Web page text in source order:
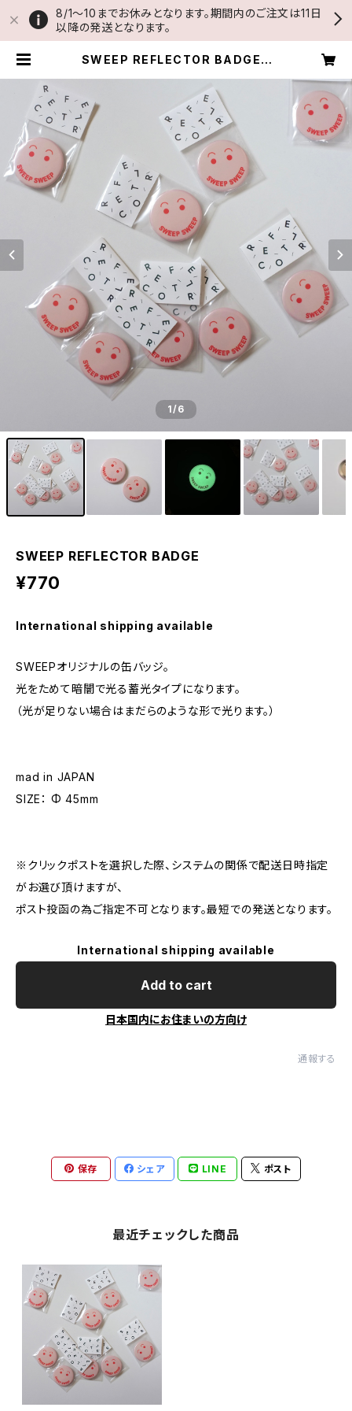
8/1〜10までお休みとなります。期間内のご注文は11日
以降の発送となります。
SWEEP REFLECTOR BADGE |
1/6
SWEEP REFLECTOR BADGE
¥770
International shipping available
SWEEPオリジナルの缶バッジ。
光をためて暗闇で光る蓄光タイプになります。
（光が足りない場合はまだらのような形で光ります。）
mad in JAPAN
SIZE： Φ 45mm
※クリックポストを選択した際、システムの関係で配送日時指定
がお選び頂けますが、
ポスト投函の為ご指定不可となります。最短での発送となります。
International shipping available
Add to cart
日本国内にお住まいの方向け
通報する
保存 シェア LINE ポスト
最近チェックした商品